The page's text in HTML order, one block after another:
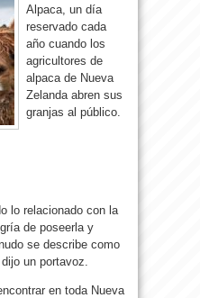
Alpaca, un día
reservado cada
año cuando los
agricultores de
alpaca de Nueva
Zelanda abren sus
granjas al público.
lo relacionado con la
de poseerla y
se describe como
un portavoz.
en toda Nueva